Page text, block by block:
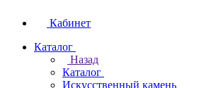
Кабинет
Каталог
Назад
Каталог
Искусственный камень